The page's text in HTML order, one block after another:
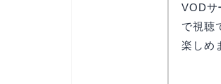
VODサ
で視聴
楽しめ